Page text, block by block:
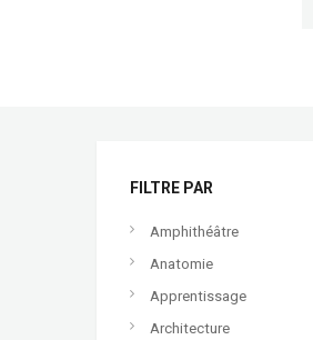
FILTRE PAR
Amphithéâtre
Anatomie
Apprentissage
Architecture